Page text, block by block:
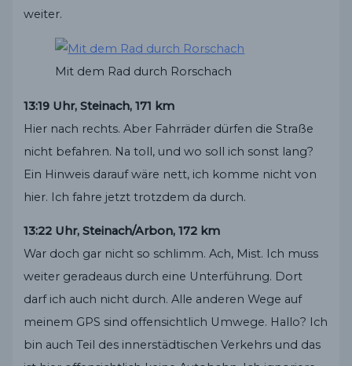
weiter.
Mit dem Rad durch Rorschach
13:19 Uhr, Steinach, 171 km
Hier nach rechts. Aber Fahrräder dürfen die Straße
nicht befahren. Na toll, und wo soll ich sonst lang?
Ein Hinweis darauf wäre nett, ich komme nicht von
hier. Ich fahre jetzt trotzdem da durch.
13:22 Uhr, Steinach/Arbon, 172 km
War doch gar nicht so schlimm. Ach, Mist. Ich muss
weiter geradeaus durch eine Unterführung. Dort
darf ich auch nicht durch. Alle anderen Wege auf
meinem GPS sind offensichtlich Umwege. Hallo? Ich
bin auch Teil des innerstädtischen Verkehrs und das